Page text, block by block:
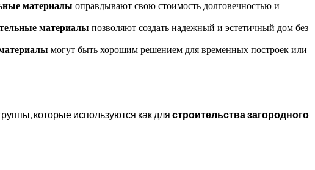
материалы оправдывают свою стоимость долговечностью и
материалы позволяют создать надежный и эстетичный дом без
могут быть хорошим решением для временных построек или
которые используются как для строительства загородного